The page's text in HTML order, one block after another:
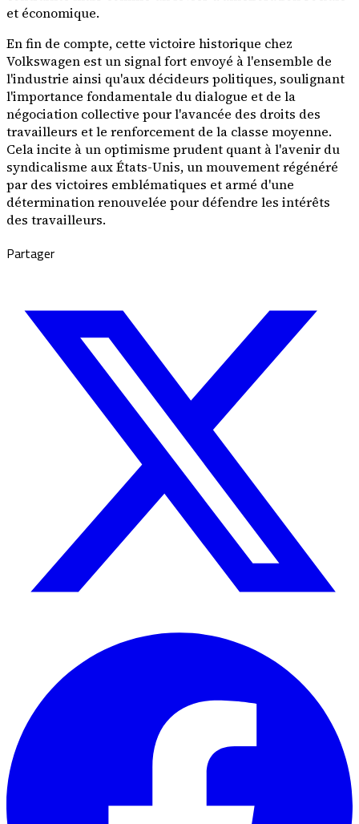
et économique.
En fin de compte, cette victoire historique chez
Volkswagen est un signal fort envoyé à l'ensemble de
l'industrie ainsi qu'aux décideurs politiques, soulignant
l'importance fondamentale du dialogue et de la
négociation collective pour l'avancée des droits des
travailleurs et le renforcement de la classe moyenne.
Cela incite à un optimisme prudent quant à l'avenir du
syndicalisme aux États-Unis, un mouvement régénéré
par des victoires emblématiques et armé d'une
détermination renouvelée pour défendre les intérêts
des travailleurs.
Partager